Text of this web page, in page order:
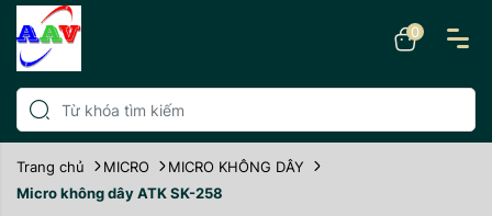
0
Trang chủ MICRO
MICRO KHÔNG DÂY
Micro không dây ATK SK-258